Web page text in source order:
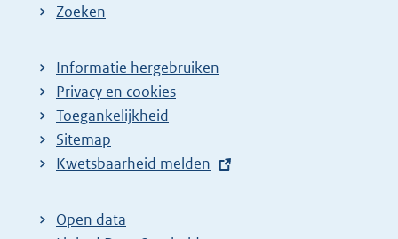
Zoeken
Informatie hergebruiken
Privacy en cookies
Toegankelijkheid
Sitemap
E
t
e
Kwetsbaarheid melden
Open data